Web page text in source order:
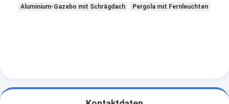
Aluminium-Gazebo mit Schrägdach
Pergola mit Fernleuchten